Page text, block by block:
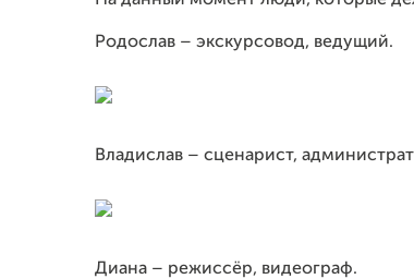
Родослав – экскурсовод, ведущий.
Владислав – сценарист,
Диана – режиссёр, видеограф.